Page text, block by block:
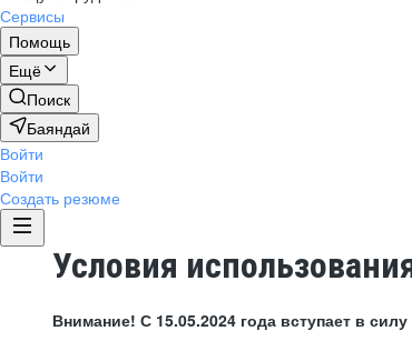
Сервисы
Помощь
Ещё
Поиск
Баяндай
Войти
Войти
Создать резюме
Условия
Внимание! С 15.05.2024 года вступает в силу